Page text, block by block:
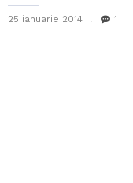
25 ianuarie 2014 1